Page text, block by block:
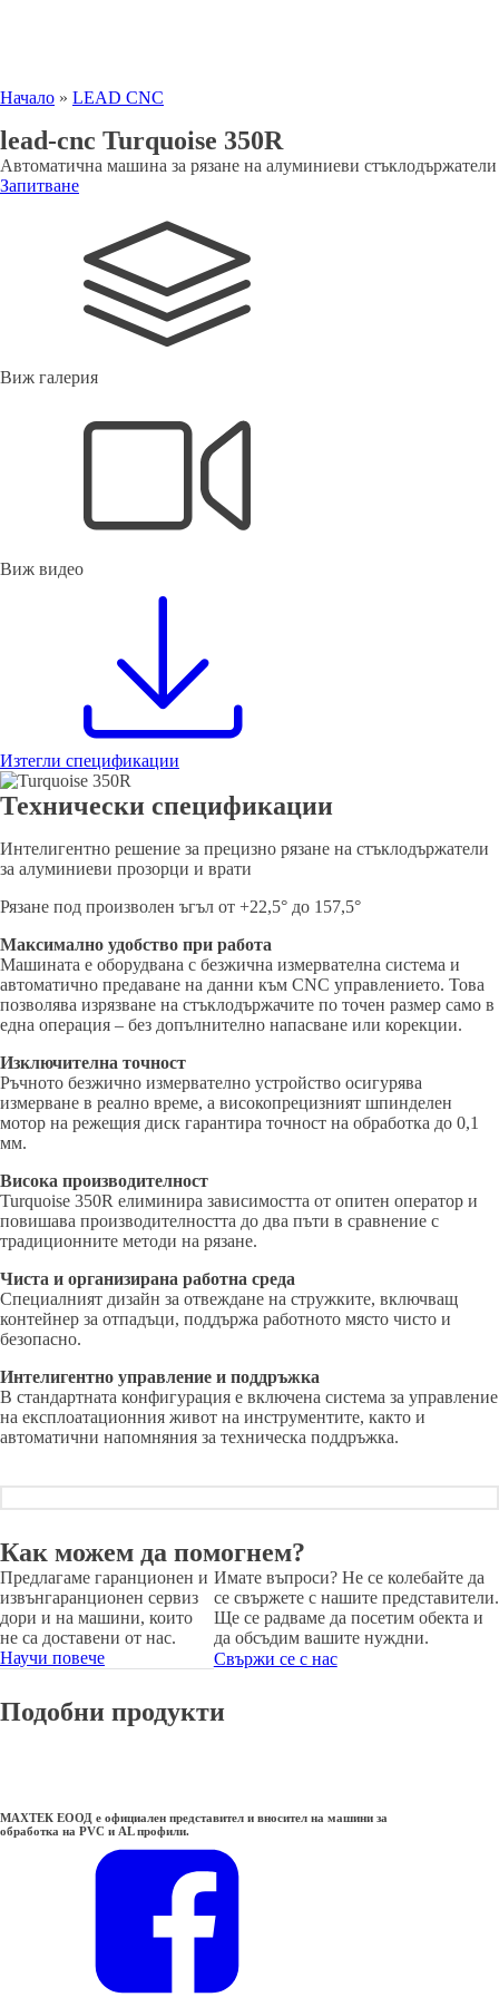
Начало » LEAD CNC
lead-cnc Turquoise 350R
Автоматична машина за рязане на алуминиеви стъклодържатели
Запитване
Виж галерия
Виж видео
Изтегли спецификации
Технически спецификации
Интелигентно решение за прецизно рязане на стъклодържатели
за алуминиеви прозорци и врати
Рязане под произволен ъгъл от +22,5° до 157,5°
Максимално удобство при работа
Машината е оборудвана с безжична измервателна система и
автоматично предаване на данни към CNC управлението. Това
позволява изрязване на стъклодържачите по точен размер само в
една операция – без допълнително напасване или корекции.
Изключителна точност
Ръчното безжично измервателно устройство осигурява
измерване в реално време, а високопрецизният шпинделен
мотор на режещия диск гарантира точност на обработка до 0,1
мм.
Висока производителност
Turquoise 350R елиминира зависимостта от опитен оператор и
повишава производителността до два пъти в сравнение с
традиционните методи на рязане.
Чиста и организирана работна среда
Специалният дизайн за отвеждане на стружките, включващ
контейнер за отпадъци, поддържа работното място чисто и
безопасно.
Интелигентно управление и поддръжка
В стандартната конфигурация е включена система за управление
на експлоатационния живот на инструментите, както и
автоматични напомняния за техническа поддръжка.
Как можем да помогнем?
Предлагаме гаранционен и
извънгаранционен сервиз
дори и на машини, които
не са доставени от нас.
Научи повече
Имате въпроси? Не се колебайте да
се свържете с нашите представители.
Ще се радваме да посетим обекта и
да обсъдим вашите нуждни.
Свържи се с нас
Подобни продукти
МАХТЕК ЕООД е официален представител и вносител на машини за
обработка на PVC и AL профили.